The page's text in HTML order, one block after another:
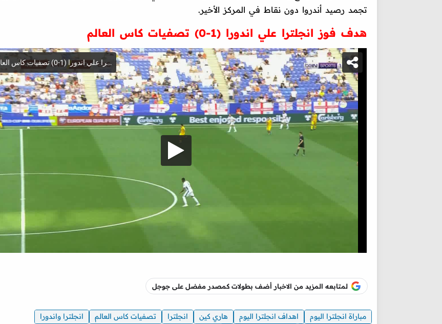
تجمد رصيد أندروا دون نقاط في المركز الأخير.
هدف فوز انجلترا علي اندورا (1-0) تصفيات كاس العالم
لمتابعه المزيد من الاخبار أضف بطولات كمصدر مفضل على جوجل
مباراة انجلترا اليوم اهداف انجلترا اليوم هاري كين انجلترا تصفيات كاس العالم
انجلترا واندورا